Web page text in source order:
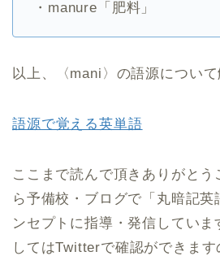
・manure「肥料」
以上、〈mani〉の語源について
語源で覚える英単語
ここまで読んで頂きありがと
ら予備校・ブログで「丸暗記英
ンセプトに指導・発信していま
してはTwitterで確認ができま